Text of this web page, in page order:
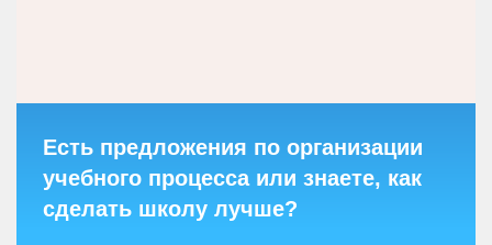
Есть предложения по организации
учебного процесса или знаете, как
сделать школу лучше?